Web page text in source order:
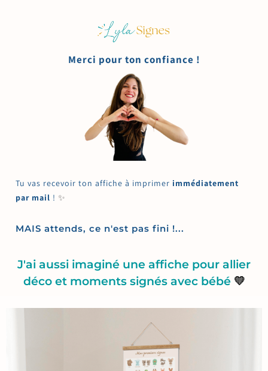
Tu vas recevoir ton affiche à imprimer immédiatement
par mail ! ✨
MAIS attends, ce n'est pas fini !...
J'ai aussi imaginé une affiche pour allier
déco et moments signés avec bébé 💛
Merci pour ton confiance !